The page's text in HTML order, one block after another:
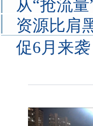
从“抢流
资源比肩
促6月来